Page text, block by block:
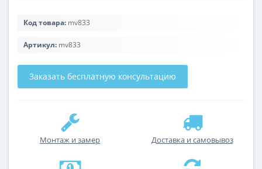
Код товара: mv833
Артикул: mv833
Заказать бесплатную консультацию
Монтаж и замер Доставка и самовывоз